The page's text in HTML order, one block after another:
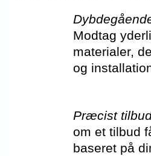
Modtag
materialer,
og
Præcist
om et tilbud
baseret på